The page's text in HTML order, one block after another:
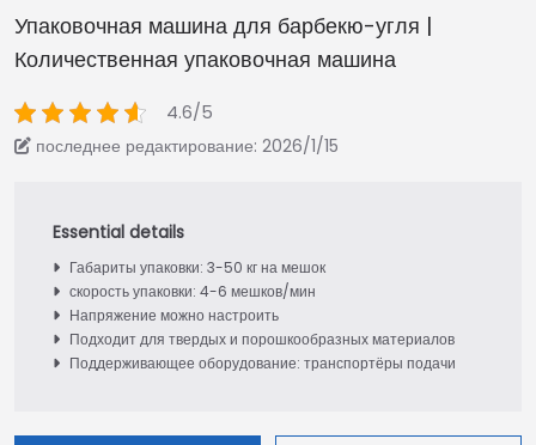
Упаковочная машина для барбекю-угля |
Количественная упаковочная машина
4.6/5
последнее редактирование: 2026/1/15
Габариты упаковки: 3-50 кг на мешок
скорость упаковки: 4-6 мешков/мин
Напряжение можно настроить
Подходит для твердых и порошкообразных материалов
Поддерживающее оборудование: транспортёры подачи